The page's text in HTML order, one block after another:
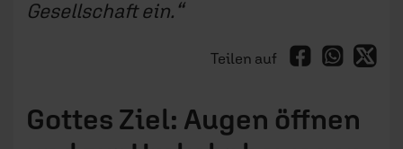
Gesellschaft ein.
Teilen auf
Gottes Ziel: Augen öffnen